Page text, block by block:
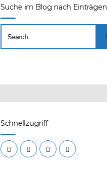
Suche im Blog nach Einträgen
Schnellzugriff